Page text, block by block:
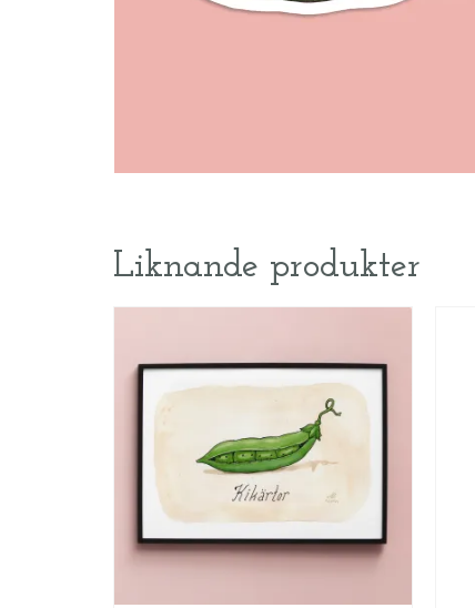
Liknande produkter